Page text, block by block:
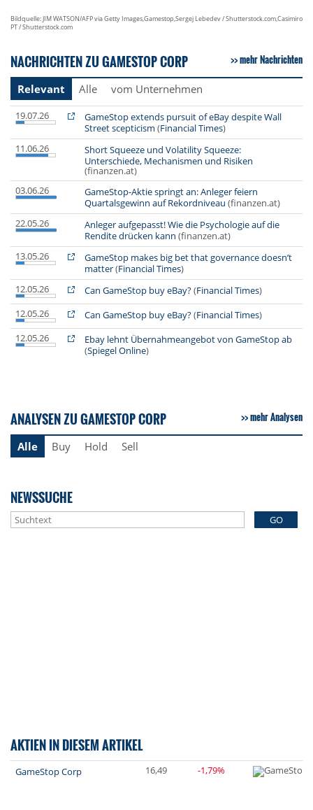
Bildquelle: JIM WATSON/AFP via Getty Images,Gamestop,Sergej Lebedev / Shutterstock.com,Casimiro
PT / Shutterstock.com
NACHRICHTEN ZU GAMESTOP CORP mehr Nachrichten
Relevant Alle vom Unternehmen
19.07.26
GameStop extends pursuit of eBay despite Wall
Street scepticism (Financial Times)
11.06.26
Short Squeeze und Volatility Squeeze:
Unterschiede, Mechanismen und Risiken
(finanzen.at)
03.06.26
GameStop-Aktie springt an: Anleger feiern
Quartalsgewinn auf Rekordniveau (finanzen.at)
22.05.26
Anleger aufgepasst! Wie die Psychologie auf die
Rendite drücken kann (finanzen.at)
13.05.26
GameStop makes big bet that governance doesn’t
matter(Financial Times)
12.05.26
Can GameStop buy eBay?(Financial Times)
12.05.26
Can GameStop buy eBay?(Financial Times)
12.05.26
Ebay lehnt Übernahmeangebot von GameStop ab
(Spiegel Online)
ANALYSEN ZU GAMESTOP CORP mehr Analysen
Alle Buy Hold Sell
NEWSSUCHE
GO
AKTIEN IN DIESEM ARTIKEL
GameStop Corp 16,49 -1,79%